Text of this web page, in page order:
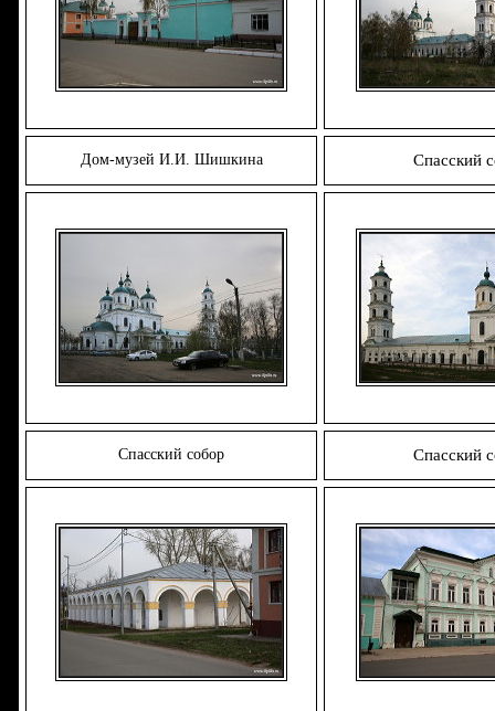
Дом-музей И.И. Шишкина Спасский
Спасский собор Спасский